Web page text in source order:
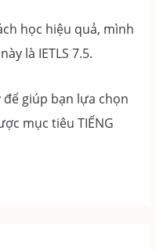
học hiệu quả, mình
là IETLS 7.5.
giúp bạn lựa chọn
mục tiêu TIẾNG